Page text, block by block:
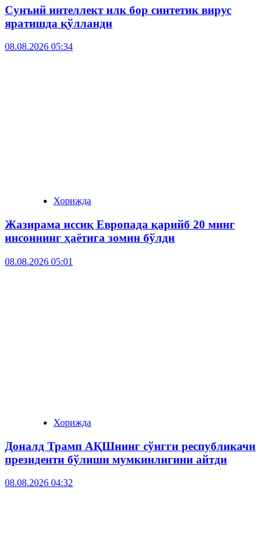
Сунъий интеллект илк бор синтетик вирус
яратишда қўлланди
08.08.2026 05:34
Хорижда
Жазирама иссиқ Европада қарийб 20 минг
инсоннинг ҳаётига зомин бўлди
08.08.2026 05:01
Хорижда
Доналд Трамп АҚШнинг сўнгги республикачи
президенти бўлиши мумкинлигини айтди
08.08.2026 04:32